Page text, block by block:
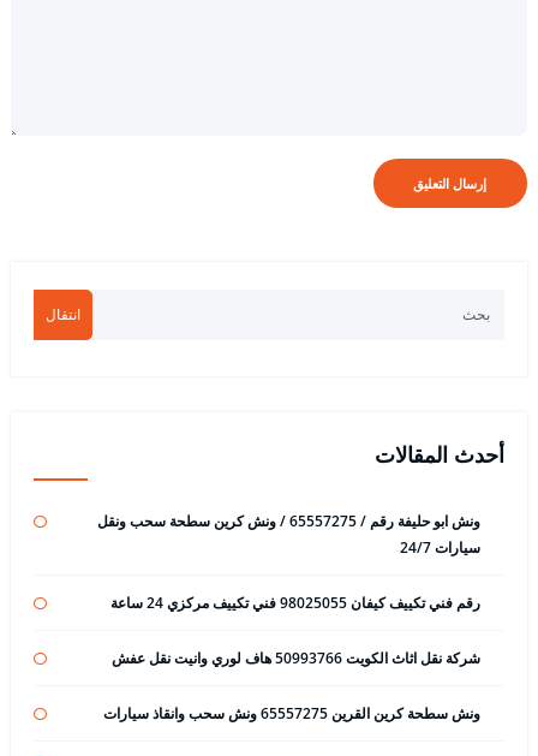
انتقال
أحدث المقالات
ونش ابو حليفة رقم / 65557275 / ونش كرين سطحة سحب ونقل
سيارات 24/7
رقم فني تكييف كيفان 98025055 فني تكييف مركزي 24 ساعة
شركة نقل اثاث الكويت 50993766 هاف لوري وانيت نقل عفش
ونش سطحة كرين القرين 65557275 ونش سحب وانقاذ سيارات